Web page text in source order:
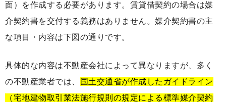
面）を作成する必要があります。賃貸借契約の場合は媒
介契約書を交付する義務はありません。媒介契約書の主
な項目・内容は下図の通りです。
具体的な内容は不動産会社によって異なりますが、多く
の不動産業者では、
国土交通省が作成したガイドライン
（宅地建物取引業法施行規則の規定による標準媒介契約